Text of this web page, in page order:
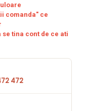
comanda" ce
tina cont de ce ati
472